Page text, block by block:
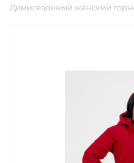
Демисезонный женский